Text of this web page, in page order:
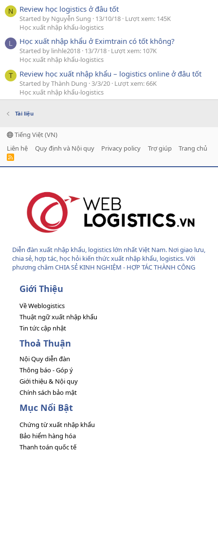
N Review học logistics ở đâu tốt
Started by Nguyễn Sung 13/10/18 Lượt xem: 145K
Học xuất nhập khẩu-logistics
L Học xuất nhập khẩu ở Eximtrain có tốt không?
Started by linhle2018 13/7/18 Lượt xem: 107K
Học xuất nhập khẩu-logistics
T Review học xuất nhập khẩu – logistics online ở đâu tốt
Started by Thành Dung 3/3/20 Lượt xem: 66K
Học xuất nhập khẩu-logistics
Tài liệu
Tiếng Việt (VN)
Liên hệ
Quy định và Nội quy Privacy policy Trợ giúp Trang chủ
R
Diễn đàn xuất nhập khẩu, logistics lớn nhất Việt Nam. Nơi giao lưu,
chia sẻ, hợp tác, học hỏi kiến thức xuất nhập khẩu, logistics. Với
phương châm CHIA SẺ KINH NGHIỆM - HỢP TÁC THÀNH CÔNG
Giới Thiệu
Về Weblogistics
Thuật ngữ xuất nhập khẩu
Tin tức cập nhật
Thoả Thuận
Nội Quy diễn đàn
Thông báo - Góp ý
Giới thiệu & Nội quy
Chính sách bảo mật
Mục Nổi Bật
Chứng từ xuất nhập khẩu
Bảo hiểm hàng hóa
Thanh toán quốc tế